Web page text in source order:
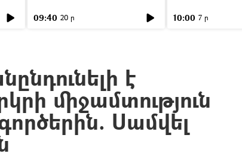
09:40 20 ր 10:00 7 ր
է
միջամտություն
Սամվել